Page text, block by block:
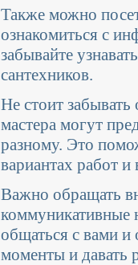
Также можно
ознакомиться с
забывайте
сантехников.
Не стоит забывать
мастера могут
разному. Это
вариантах работ
Важно обращать
коммуникативные
общаться с вами и
моменты и давать